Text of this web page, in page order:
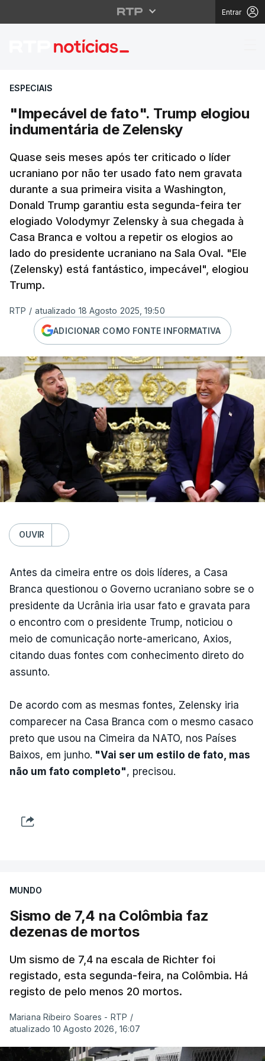
Entrar
"Impecável de fato".
ESPECIAIS
"Impecável de fato". Trump elogiou
indumentária de Zelensky
Quase seis meses após ter criticado o líder
ucraniano por não ter usado fato nem gravata
durante a sua primeira visita a Washington,
Donald Trump garantiu esta segunda-feira ter
elogiado Volodymyr Zelensky à sua chegada à
Casa Branca e voltou a repetir os elogios ao
lado do presidente ucraniano na Sala Oval. "Ele
(Zelensky) está fantástico, impecável", elogiou
Trump.
RTP / atualizado 18 Agosto 2025, 19:50
ADICIONAR COMO FONTE INFORMATIVA
OUVIR
Antes da cimeira entre os dois líderes, a Casa
Branca questionou o Governo ucraniano sobre se o
presidente da Ucrânia iria usar fato e gravata para
o encontro com o presidente Trump, noticiou o
meio de comunicação norte-americano, Axios,
citando duas fontes com conhecimento direto do
assunto.
De acordo com as mesmas fontes, Zelensky iria
comparecer na Casa Branca com o mesmo casaco
preto que usou na Cimeira da NATO, nos Países
Baixos, em junho. "Vai ser um estilo de fato, mas
não um fato completo", precisou.
MUNDO
Sismo de 7,4 na Colômbia faz
dezenas de mortos
Um sismo de 7,4 na escala de Richter foi
registado, esta segunda-feira, na Colômbia. Há
registo de pelo menos 20 mortos.
Mariana Ribeiro Soares - RTP /
atualizado 10 Agosto 2026, 16:07